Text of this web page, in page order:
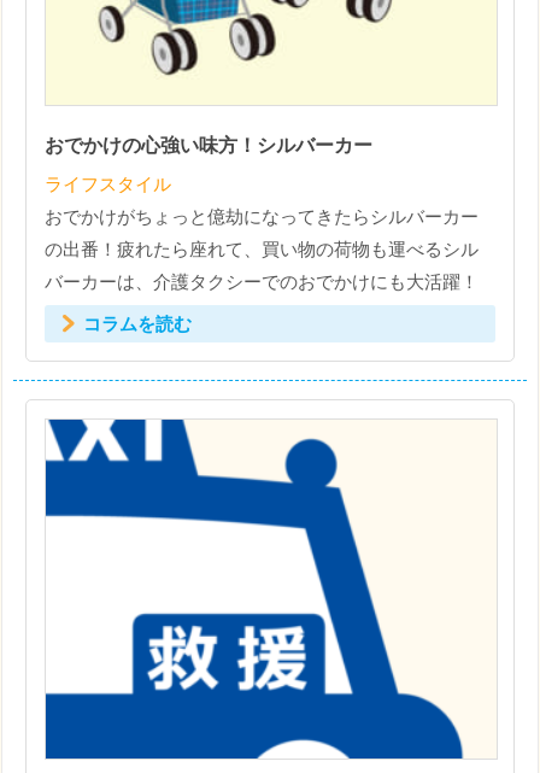
おでかけの心強い味方！シルバーカー
ライフスタイル
おでかけがちょっと億劫になってきたらシルバーカー
の出番！疲れたら座れて、買い物の荷物も運べるシル
バーカーは、介護タクシーでのおでかけにも大活躍！
コラムを読む